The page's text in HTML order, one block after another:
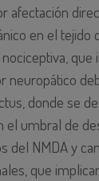
afectación
en el tejido
que
neuropático
donde se
umbral de
NMDA y
que